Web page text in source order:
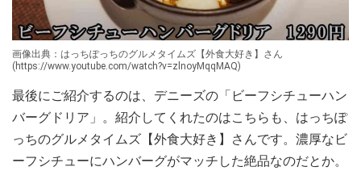
画像出典：はっちぽっちのグルメタイムズ【外食大好き】さん
(https://www.youtube.com/watch?v=zlnoyMqqMAQ)
最後にご紹介するのは、デニーズの「ビーフシチューハン
バーグドリア」。紹介してくれたのはこちらも、はっちぽ
っちのグルメタイムズ【外食大好き】さんです。濃厚なビ
ーフシチューにハンバーグがマッチした絶品なのだとか。